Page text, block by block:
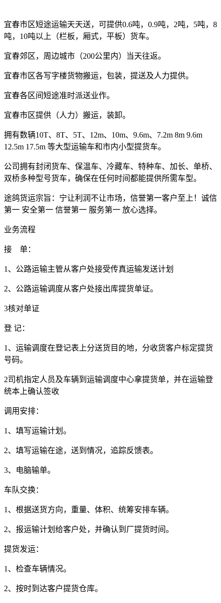
宜春市区短途运输天天送，可提供0.6吨， 0.9吨， 2吨， 5吨， 8
吨， 10吨以上（栏板，厢式，平板）货车。
宜春郊区，周边城市（200公里内）当天往返。
宜春市区各写字楼货物搬运，包装，提送及人力提供。
宜春各区间短途准时派送业作。
宜春市区提供（人力）搬运，装卸。
拥有数辆10T、 8T、 5T、 12m、 10m、 9.6m、 7.2m 8m 9.6m
12.5m 17.5m 等大型运输车和市内小型提货车。
公司拥有封闭货车、保温车、冷藏车、特种车、加长、单桥、
双桥多种型号货车，确保在任何时间都能提供所需车型。
途鸽货运宗旨：宁让利润不让市场，信誉第一客户至上！诚信
第一 安全第一 信誉第一 服务第一 放心选择。
业务流程
接 单：
1 、公路运输主管从客户处接受传真运输发送计划
2、公路运输调度从客户处接出库提货单证。
3核对单证
登 记：
1 、运输调度在登记表上分送货目的地，分收货客户标定提货
号码。
2司机指定人员及车辆到运输调度中心拿提货单，并在运输登
统本上确认签收
调用安排：
1 、填写运输计划。
2、填写运输在途，送到情况，追踪反馈表。
3、电脑输单。
车队交换：
1 、根据送货方向，重量、体积、统筹安排车辆。
2、报运输计划给客户处，并确认到厂提货时间。
提货发运：
1 、检查车辆情况。
2、按时到达客户提货仓库。